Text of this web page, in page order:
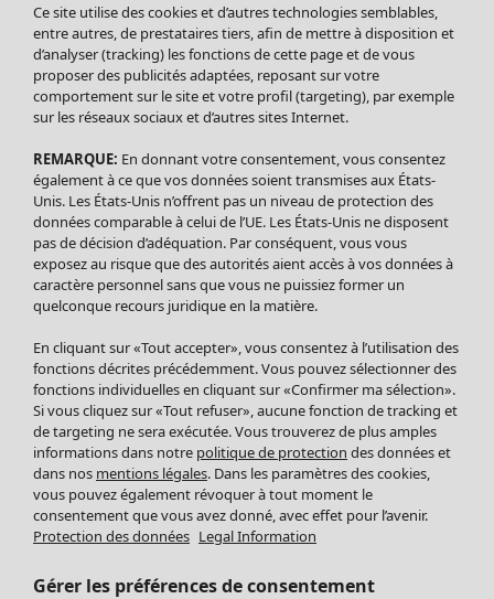
Soldes Vêtements
Tous les vêtements
Robes
Tuniques
Blouses
Tops
Gilets
Pantalon
Jupes
Leggings et collants
Accessoires
Chaussures
Vêtements de bain
Basics
Soldes Mobilier
Bonnes affaires déco
Décoration
Textiles
Tapis
Éponge
Ce site utilise des cookies et d’autres technologies semblables,
entre autres, de prestataires tiers, afin de mettre à disposition et
d’analyser (tracking) les fonctions de cette page et de vous
proposer des publicités adaptées, reposant sur votre
comportement sur le site et votre profil (targeting), par exemple
sur les réseaux sociaux et d’autres sites Internet.
REMARQUE: En donnant votre consentement, vous consentez
également à ce que vos données soient transmises aux États-
Unis. Les États-Unis n’offrent pas un niveau de protection des
données comparable à celui de l’UE. Les États-Unis ne disposent
pas de décision d’adéquation. Par conséquent, vous vous
exposez au risque que des autorités aient accès à vos données à
caractère personnel sans que vous ne puissiez former un
quelconque recours juridique en la matière.
En cliquant sur «Tout accepter», vous consentez à l’utilisation des
fonctions décrites précédemment. Vous pouvez sélectionner des
fonctions individuelles en cliquant sur «Confirmer ma sélection».
Si vous cliquez sur «Tout refuser», aucune fonction de tracking et
de targeting ne sera exécutée. Vous trouverez de plus amples
informations dans notre politique de protection des données et
dans nos mentions légales. Dans les paramètres des cookies,
vous pouvez également révoquer à tout moment le
consentement que vous avez donné, avec effet pour l’avenir.
Protection des données Legal Information
Gérer les préférences de consentement